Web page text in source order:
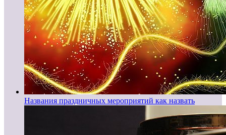
Названия праздничных мероприятий как назвать